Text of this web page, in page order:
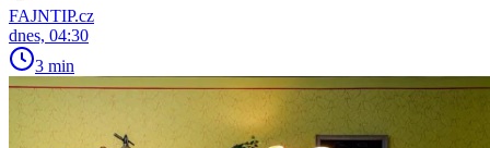
FAJNTIP.cz
dnes, 04:30
3 min